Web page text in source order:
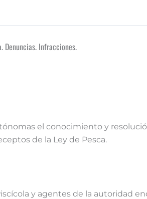
Denuncias. Infracciones.
el conocimiento y
de la Ley de Pesca.
y agentes de la autoridad